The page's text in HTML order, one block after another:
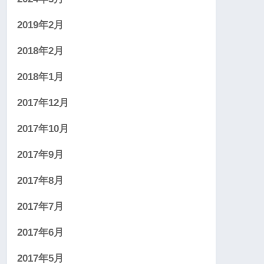
2019年2月
2018年2月
2018年1月
2017年12月
2017年10月
2017年9月
2017年8月
2017年7月
2017年6月
2017年5月